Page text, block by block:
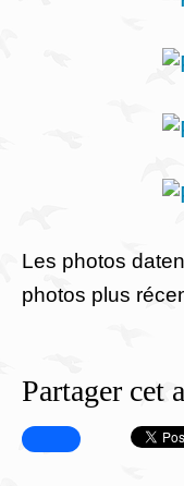
Les photos
photos plus
Partager cet